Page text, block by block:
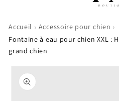
Accueil › Accessoire pour chien ›
Fontaine à eau pour chien XXL :
grand chien
informations
produits